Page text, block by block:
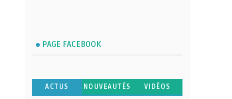
PAGE FACEBOOK
ACTUS NOUVEAUTÉS VIDÉOS